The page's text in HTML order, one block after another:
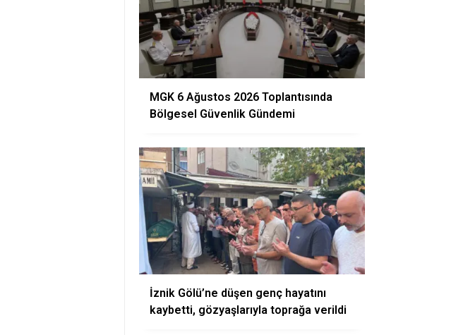
MGK 6 Ağustos 2026 Toplantısında
Bölgesel Güvenlik Gündemi
İznik Gölü’ne düşen genç hayatını
kaybetti, gözyaşlarıyla toprağa verildi